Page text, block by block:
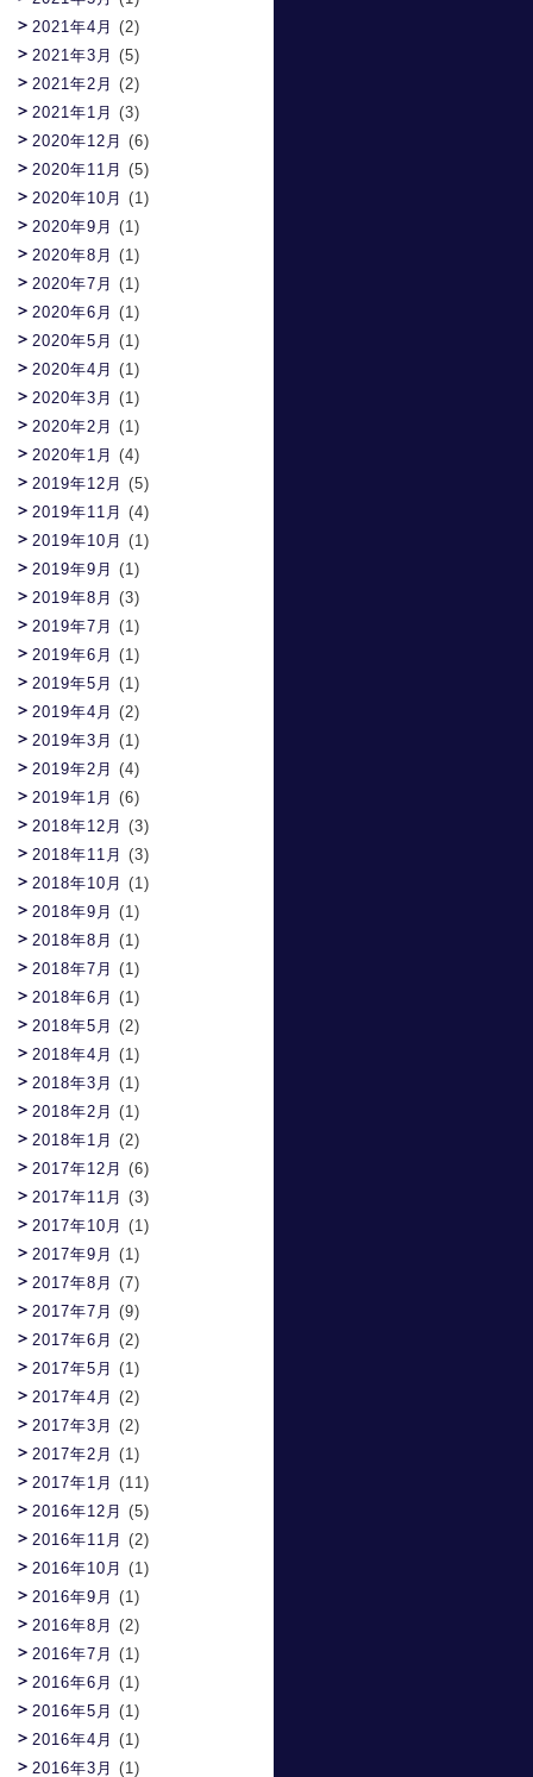
2021年4月 (2)
2021年3月 (5)
2021年2月 (2)
2021年1月 (3)
2020年12月 (6)
2020年11月 (5)
2020年10月 (1)
2020年9月 (1)
2020年8月 (1)
2020年7月 (1)
2020年6月 (1)
2020年5月 (1)
2020年4月 (1)
2020年3月 (1)
2020年2月 (1)
2020年1月 (4)
2019年12月 (5)
2019年11月 (4)
2019年10月 (1)
2019年9月 (1)
2019年8月 (3)
2019年7月 (1)
2019年6月 (1)
2019年5月 (1)
2019年4月 (2)
2019年3月 (1)
2019年2月 (4)
2019年1月 (6)
2018年12月 (3)
2018年11月 (3)
2018年10月 (1)
2018年9月 (1)
2018年8月 (1)
2018年7月 (1)
2018年6月 (1)
2018年5月 (2)
2018年4月 (1)
2018年3月 (1)
2018年2月 (1)
2018年1月 (2)
2017年12月 (6)
2017年11月 (3)
2017年10月 (1)
2017年9月 (1)
2017年8月 (7)
2017年7月 (9)
2017年6月 (2)
2017年5月 (1)
2017年4月 (2)
2017年3月 (2)
2017年2月 (1)
2017年1月 (11)
2016年12月 (5)
2016年11月 (2)
2016年10月 (1)
2016年9月 (1)
2016年8月 (2)
2016年7月 (1)
2016年6月 (1)
2016年5月 (1)
2016年4月 (1)
2016年3月 (1)